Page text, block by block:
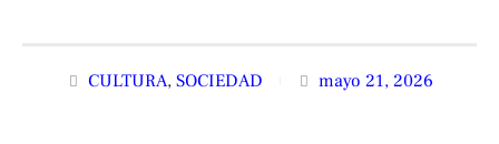
CULTURA, SOCIEDAD mayo 21, 2026